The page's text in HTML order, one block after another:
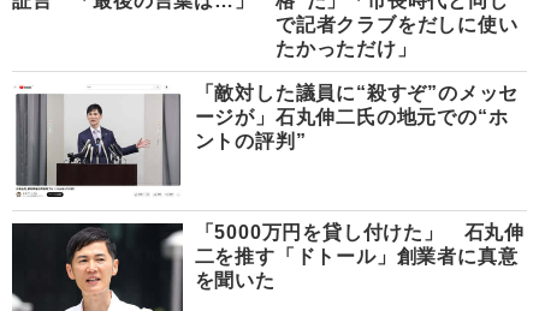
で記者クラブをだしに使い
たかっただけ」
「敵対した議員に“殺すぞ”のメッセ
ージが」石丸伸二氏の地元での“ホ
ントの評判”
「5000万円を貸し付けた」 石丸伸
二を推す「ドトール」創業者に真意
を聞いた